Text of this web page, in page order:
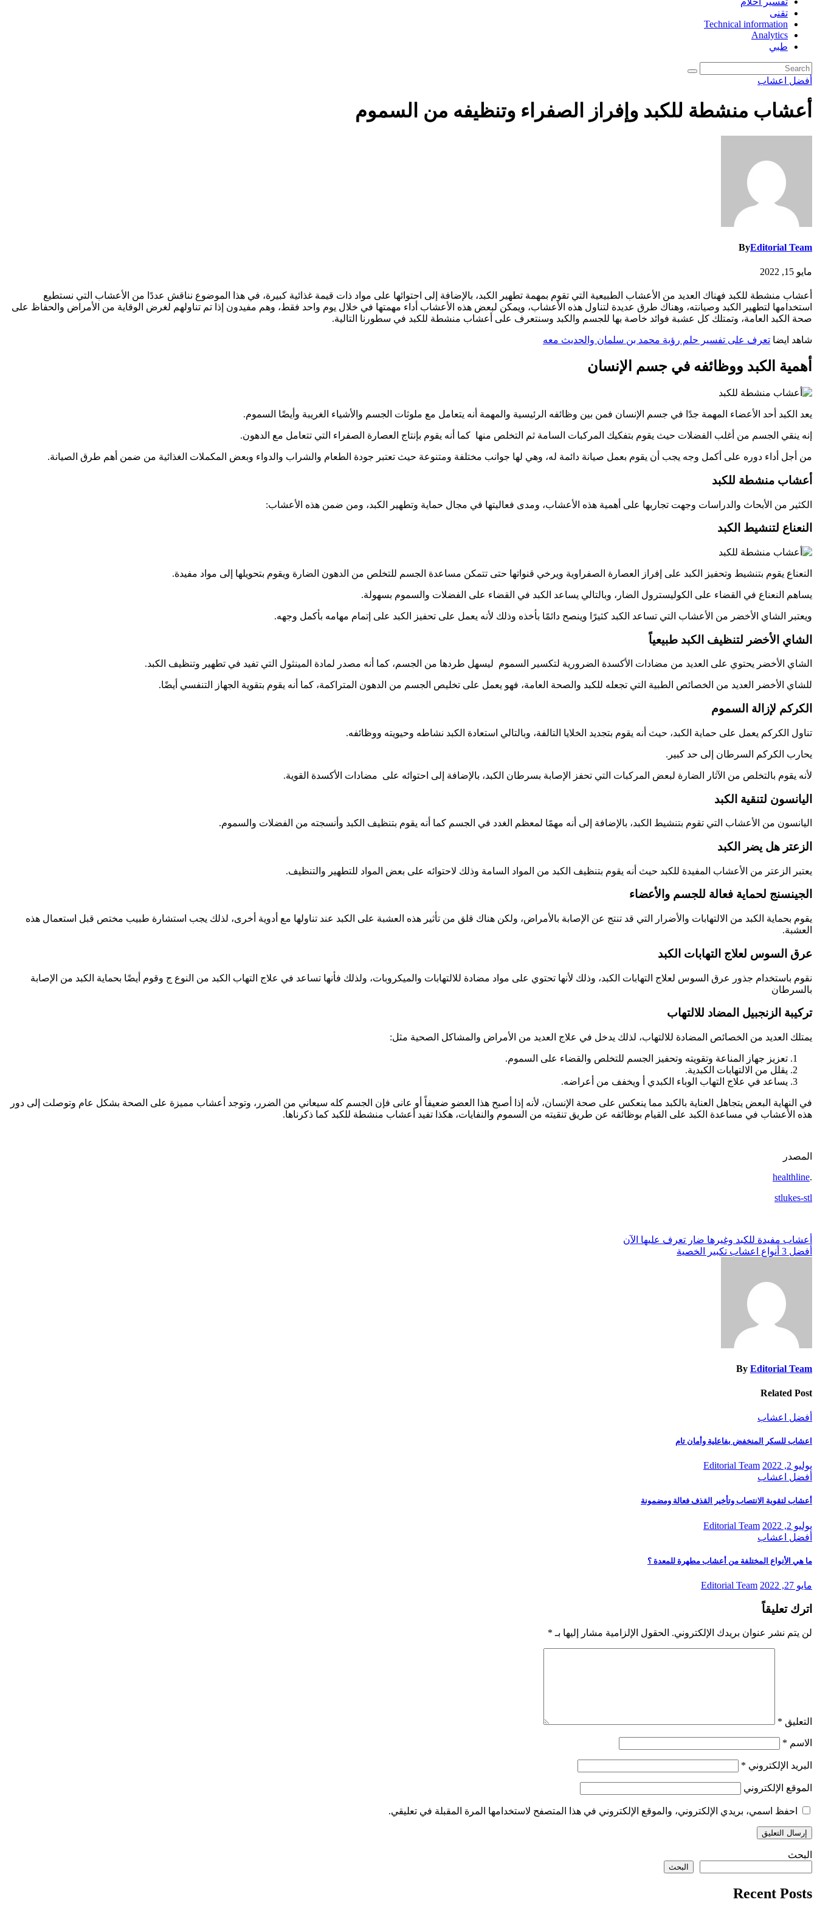
تقنى
Technical information
Analytics
طبي
أفضل اعشاب
أعشاب منشطة للكبد وإفراز الصفراء وتنظيفه من السموم
ByEditorial Team
مايو 15, 2022
أعشاب منشطة للكبد فهناك العديد من الأعشاب الطبيعية التي تقوم بمهمة تطهير الكبد، بالإضافة إلى احتوائها على مواد ذات قيمة غذائية كبيرة، في هذا الموضوع نناقش عددًا من الأعشاب التي نستطيع
استخدامها لتطهير الكبد وصيانته، وهناك طرق عديدة لتناول هذه الأعشاب، ويمكن لبعض هذه الأعشاب أداء مهمتها في خلال يوم واحد فقط، وهم مفيدون إذا تم تناولهم لغرض الوقاية من الأمراض والحفاظ على
صحة الكبد العامة، وتمتلك كل عشبة فوائد خاصة بها للجسم والكبد وسنتعرف على أعشاب منشطة للكبد في سطورنا التالية.
شاهد ايضا تعرف على تفسير حلم رؤية محمد بن سلمان والحديث معه
أهمية الكبد ووظائفه في جسم الإنسان
يعد الكبد أحد الأعضاء المهمة جدًا في جسم الإنسان فمن بين وظائفه الرئيسية والمهمة أنه يتعامل مع ملوثات الجسم والأشياء الغريبة وأيضًا السموم.
إنه ينقي الجسم من أغلب الفضلات حيث يقوم بتفكيك المركبات السامة ثم التخلص منها كما أنه يقوم بإنتاج العصارة الصفراء التي تتعامل مع الدهون.
من أجل أداء دوره على أكمل وجه يجب أن يقوم بعمل صيانة دائمة له، وهي لها جوانب مختلفة ومتنوعة حيث تعتبر جودة الطعام والشراب والدواء وبعض المكملات الغذائية من ضمن أهم طرق الصيانة.
أعشاب منشطة للكبد
الكثير من الأبحاث والدراسات وجهت تجاربها على أهمية هذه الأعشاب، ومدى فعاليتها في مجال حماية وتطهير الكبد، ومن ضمن هذه الأعشاب:
النعناع لتنشيط الكبد
النعناع يقوم بتنشيط وتحفيز الكبد على إفراز العصارة الصفراوية ويرخي قنواتها حتى تتمكن مساعدة الجسم للتخلص من الدهون الضارة ويقوم بتحويلها إلى مواد مفيدة.
يساهم النعناع في القضاء على الكوليسترول الضار، وبالتالي يساعد الكبد في القضاء على الفضلات والسموم بسهولة.
ويعتبر الشاي الأخضر من الأعشاب التي تساعد الكبد كثيرًا وينصح دائمًا بأخذه وذلك لأنه يعمل على تحفيز الكبد على إتمام مهامه بأكمل وجهه.
الشاي الأخضر لتنظيف الكبد طبيعياً
الشاي الأخضر يحتوي على العديد من مضادات الأكسدة الضرورية لتكسير السموم ليسهل طردها من الجسم، كما أنه مصدر لمادة المينثول التي تفيد في تطهير وتنظيف الكبد.
للشاي الأخضر العديد من الخصائص الطبية التي تجعله للكبد والصحة العامة، فهو يعمل على تخليص الجسم من الدهون المتراكمة، كما أنه يقوم بتقوية الجهاز التنفسي أيضًا.
الكركم لإزالة السموم
تناول الكركم يعمل على حماية الكبد، حيث أنه يقوم بتجديد الخلايا التالفة، وبالتالي استعادة الكبد نشاطه وحيويته ووظائفه.
يحارب الكركم السرطان إلى حد كبير.
لأنه يقوم بالتخلص من الآثار الضارة لبعض المركبات التي تحفز الإصابة بسرطان الكبد، بالإضافة إلى احتوائه على مضادات الأكسدة القوية.
اليانسون لتنقية الكبد
اليانسون من الأعشاب التي تقوم بتنشيط الكبد، بالإضافة إلى أنه مهمًا لمعظم الغدد في الجسم كما أنه يقوم بتنظيف الكبد وأنسجته من الفضلات والسموم.
الزعتر هل يضر الكبد
يعتبر الزعتر من الأعشاب المفيدة للكبد حيث أنه يقوم بتنظيف الكبد من المواد السامة وذلك لاحتوائه على بعض المواد للتطهير والتنظيف.
الجينسنج لحماية فعالة للجسم والأعضاء
يقوم بحماية الكبد من الالتهابات والأضرار التي قد تنتج عن الإصابة بالأمراض، ولكن هناك قلق من تأثير هذه العشبة على الكبد عند تناولها مع أدوية أخرى، لذلك يجب استشارة طبيب مختص قبل استعمال هذه
العشبة.
عرق السوس لعلاج التهابات الكبد
نقوم باستخدام جذور عرق السوس لعلاج التهابات الكبد، وذلك لأنها تحتوي على مواد مضادة للالتهابات والميكروبات، ولذلك فأنها تساعد في علاج التهاب الكبد من النوع ج وقوم أيضًا بحماية الكبد من الإصابة
بالسرطان
تركيبة الزنجبيل المضاد للالتهاب
يمتلك العديد من الخصائص المضادة للالتهاب، لذلك يدخل في علاج العديد من الأمراض والمشاكل الصحية مثل:
تعزيز جهاز المناعة وتقويته وتحفيز الجسم للتخلص والقضاء على السموم.
يقلل من الالتهابات الكبدية.
يساعد في علاج التهاب الوباء الكبدي أ ويخفف من أعراضه.
في النهاية البعض يتجاهل العناية بالكبد مما ينعكس على صحة الإنسان، لأنه إذا أصبح هذا العضو ضعيفاً أو عانى فإن الجسم كله سيعاني من الضرر، وتوجد أعشاب مميزة على الصحة بشكل عام وتوصلت إلى دور
هذه الأعشاب في مساعدة الكبد على القيام بوظائفه عن طريق تنقيته من السموم والنفايات، هكذا تفيد أعشاب منشطة للكبد كما ذكرناها.
المصدر
.
healthline
stlukes-stl
تصفّح
المقالات
أعشاب مفيدة للكبد وغيرها ضار تعرف عليها الآن
أفضل 3 أنواع اعشاب تكبير الخصية
By Editorial Team
Related Post
أفضل اعشاب
اعشاب للسكر المنخفض بفاعلية وأمان تام
يوليو 2, 2022
Editorial Team
أفضل اعشاب
أعشاب لتقوية الانتصاب وتأخير القذف فعالة ومضمونة
يوليو 2, 2022
Editorial Team
أفضل اعشاب
ما هي الأنواع المختلفة من أعشاب مطهرة للمعدة ؟
مايو 27, 2022 Editorial Team
اترك تعليقاً
لن يتم نشر عنوان بريدك الإلكتروني. الحقول الإلزامية مشار إليها بـ *
التعليق *
الاسم *
البريد الإلكتروني *
الموقع الإلكتروني
احفظ اسمي، بريدي الإلكتروني، والموقع الإلكتروني في هذا المتصفح لاستخدامها المرة المقبلة في تعليقي.
البحث
البحث
Recent Posts